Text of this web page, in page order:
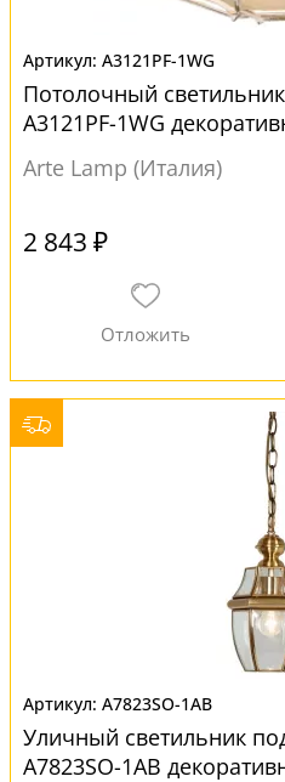
A3121PF-1WG
Потолочный
A3121PF-1WG
Arte Lamp (Италия)
2 843 ₽
A7823SO-1AB
Уличный светильник
A7823SO-1AB